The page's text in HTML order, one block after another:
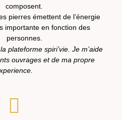
composent.
pierres émettent de l’énergie
importante en fonction des
personnes.
plateforme spiri’vie. Je m’aide
ouvrages et de ma propre